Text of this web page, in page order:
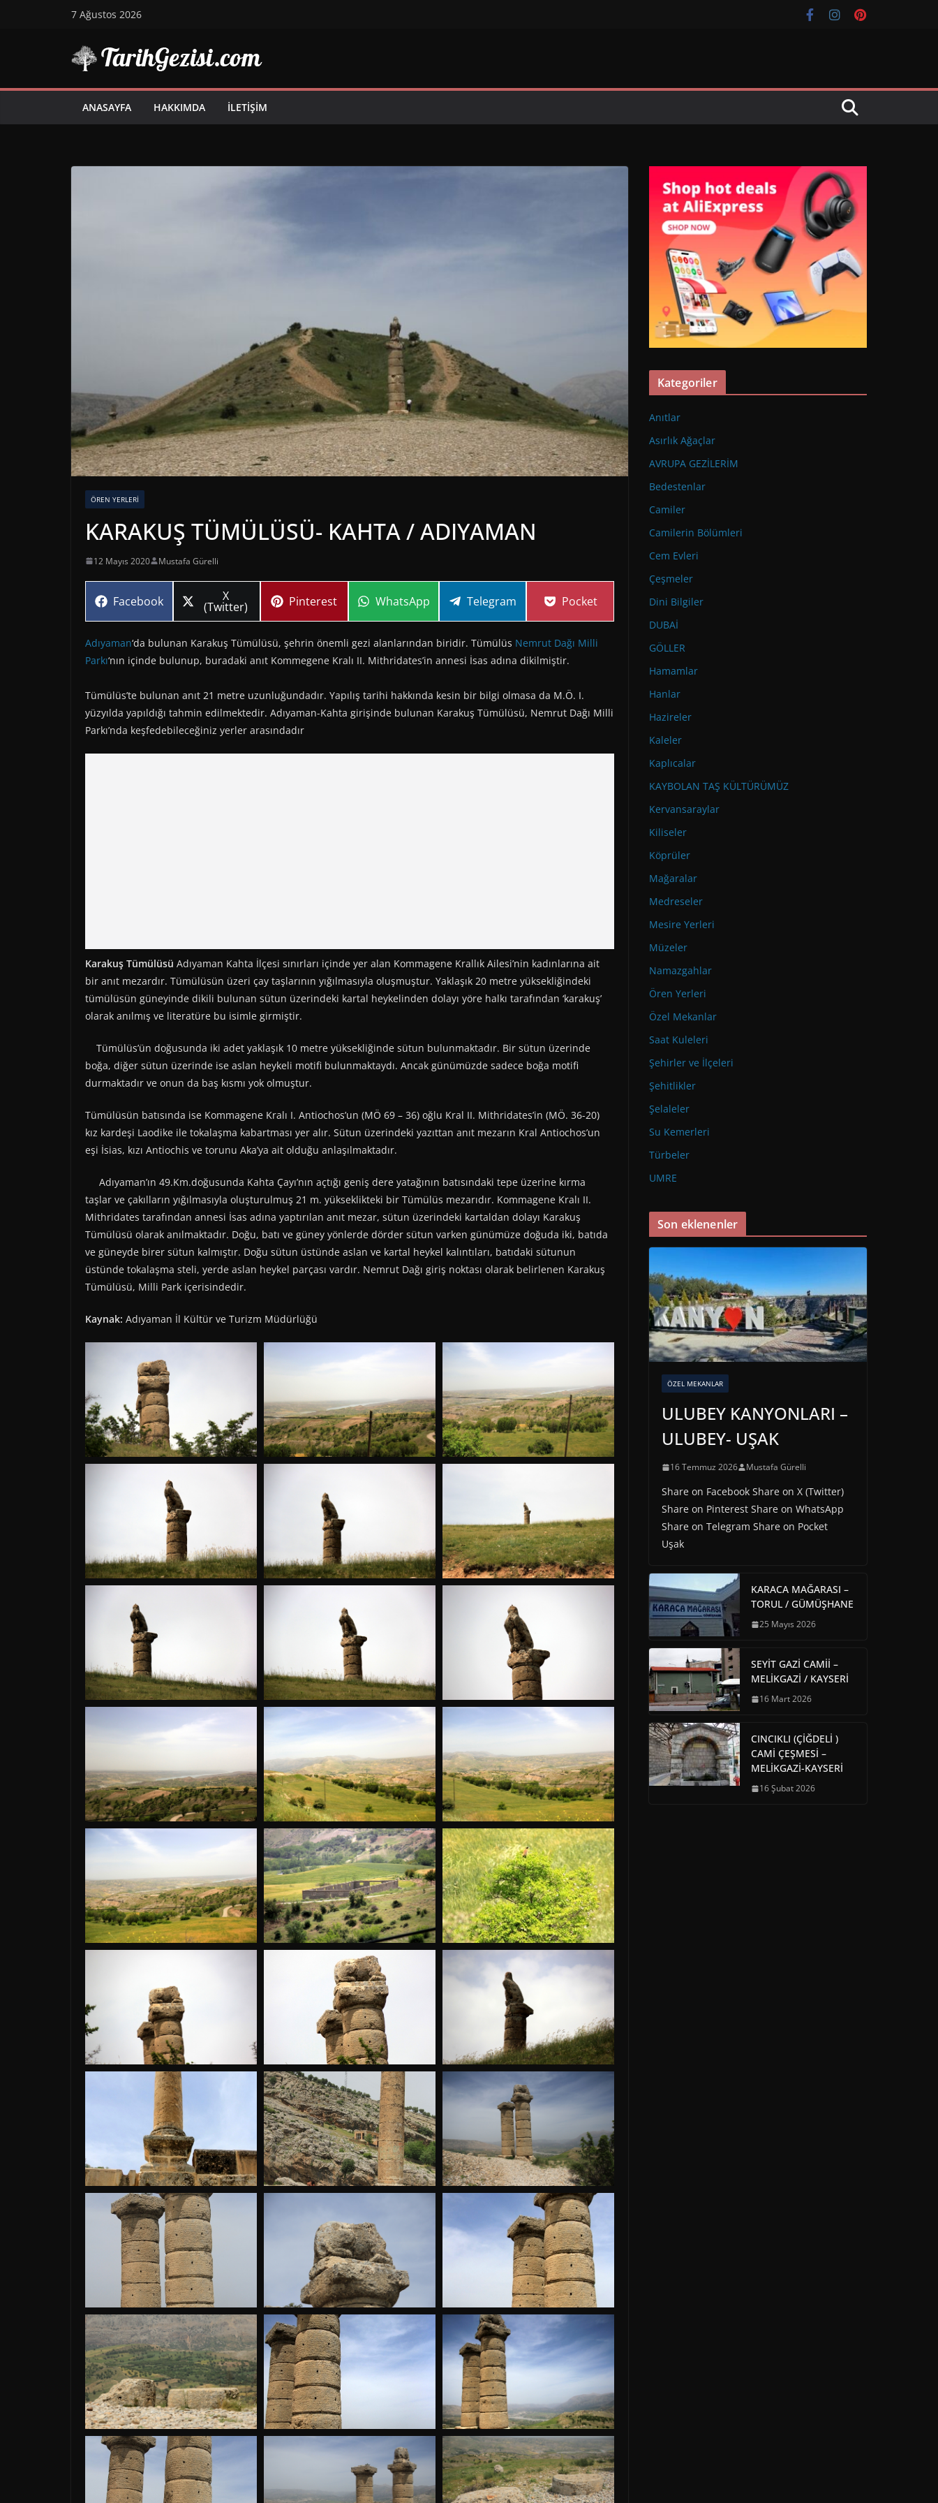
7 Ağustos 2026
ANASAYFA HAKKIMDA İLETIŞIM
ÖREN YERLERI
KARAKUŞ TÜMÜLÜSÜ- KAHTA / ADIYAMAN
12 Mayıs 2020 Mustafa Gürelli
Share
Facebook Share
on
X
(Twitter) Share
Pinterest Share
WhatsApp Share
Telegram Share
Pocket
Adıyaman‘da bulunan Karakuş Tümülüsü, şehrin önemli gezi alanlarından biridir. Tümülüs Nemrut Dağı Milli
Parkı‘nın içinde bulunup, buradaki anıt Kommegene Kralı II. Mithridates’in annesi İsas adına dikilmiştir.
Tümülüs’te bulunan anıt 21 metre uzunluğundadır. Yapılış tarihi hakkında kesin bir bilgi olmasa da M.Ö. I.
yüzyılda yapıldığı tahmin edilmektedir. Adıyaman-Kahta girişinde bulunan Karakuş Tümülüsü, Nemrut Dağı Milli
Parkı’nda keşfedebileceğiniz yerler arasındadır
Karakuş Tümülüsü Adıyaman Kahta İlçesi sınırları içinde yer alan Kommagene Krallık Ailesi’nin kadınlarına ait
bir anıt mezardır. Tümülüsün üzeri çay taşlarının yığılmasıyla oluşmuştur. Yaklaşık 20 metre yüksekliğindeki
tümülüsün güneyinde dikili bulunan sütun üzerindeki kartal heykelinden dolayı yöre halkı tarafından ‘karakuş’
olarak anılmış ve literatüre bu isimle girmiştir.
Tümülüs’ün doğusunda iki adet yaklaşık 10 metre yüksekliğinde sütun bulunmaktadır. Bir sütun üzerinde
boğa, diğer sütun üzerinde ise aslan heykeli motifi bulunmaktaydı. Ancak günümüzde sadece boğa motifi
durmaktadır ve onun da baş kısmı yok olmuştur.
Tümülüsün batısında ise Kommagene Kralı I. Antiochos’un (MÖ 69 – 36) oğlu Kral II. Mithridates’in (MÖ. 36-20)
kız kardeşi Laodike ile tokalaşma kabartması yer alır. Sütun üzerindeki yazıttan anıt mezarın Kral Antiochos’un
eşi İsias, kızı Antiochis ve torunu Aka’ya ait olduğu anlaşılmaktadır.
Adıyaman’ın 49.Km.doğusunda Kahta Çayı’nın açtığı geniş dere yatağının batısındaki tepe üzerine kırma
taşlar ve çakılların yığılmasıyla oluşturulmuş 21 m. yükseklikteki bir Tümülüs mezarıdır. Kommagene Kralı II.
Mithridates tarafından annesi İsas adına yaptırılan anıt mezar, sütun üzerindeki kartaldan dolayı Karakuş
Tümülüsü olarak anılmaktadır. Doğu, batı ve güney yönlerde dörder sütun varken günümüze doğuda iki, batıda
ve güneyde birer sütun kalmıştır. Doğu sütun üstünde aslan ve kartal heykel kalıntıları, batıdaki sütunun
üstünde tokalaşma steli, yerde aslan heykel parçası vardır. Nemrut Dağı giriş noktası olarak belirlenen Karakuş
Tümülüsü, Milli Park içerisindedir.
Kaynak: Adıyaman İl Kültür ve Turizm Müdürlüğü
Kategoriler
Anıtlar
Asırlık Ağaçlar
AVRUPA GEZİLERİM
Bedestenlar
Camiler
Camilerin Bölümleri
Cem Evleri
Çeşmeler
Dini Bilgiler
DUBAİ
GÖLLER
Hamamlar
Hanlar
Hazireler
Kaleler
Kaplıcalar
KAYBOLAN TAŞ KÜLTÜRÜMÜZ
Kervansaraylar
Kiliseler
Köprüler
Mağaralar
Medreseler
Mesire Yerleri
Müzeler
Namazgahlar
Ören Yerleri
Özel Mekanlar
Saat Kuleleri
Şehirler ve İlçeleri
Şehitlikler
Şelaleler
Su Kemerleri
Türbeler
UMRE
Son eklenenler
ÖZEL MEKANLAR
ULUBEY KANYONLARI –
ULUBEY- UŞAK
16 Temmuz 2026 Mustafa Gürelli
Share on Facebook Share on X (Twitter)
Share on Pinterest Share on WhatsApp
Share on Telegram Share on Pocket
Uşak
KARACA MAĞARASI –
TORUL / GÜMÜŞHANE
25 Mayıs 2026
SEYİT GAZİ CAMİİ –
MELİKGAZİ / KAYSERİ
16 Mart 2026
CINCIKLI (ÇİĞDELİ )
CAMİ ÇEŞMESİ –
MELİKGAZİ-KAYSERİ
16 Şubat 2026